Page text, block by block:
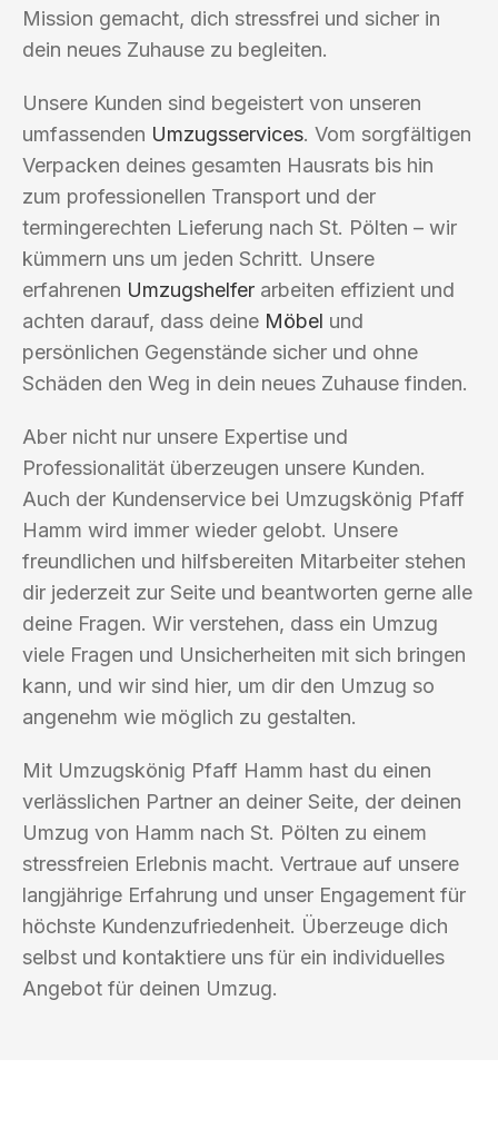
Mission gemacht, dich stressfrei und sicher in
dein neues Zuhause zu begleiten.
Unsere Kunden sind begeistert von unseren
umfassenden Umzugsservices. Vom sorgfältigen
Verpacken deines gesamten Hausrats bis hin
zum professionellen Transport und der
termingerechten Lieferung nach St. Pölten – wir
kümmern uns um jeden Schritt. Unsere
erfahrenen Umzugshelfer arbeiten effizient und
achten darauf, dass deine Möbel und
persönlichen Gegenstände sicher und ohne
Schäden den Weg in dein neues Zuhause finden.
Aber nicht nur unsere Expertise und
Professionalität überzeugen unsere Kunden.
Auch der Kundenservice bei Umzugskönig Pfaff
Hamm wird immer wieder gelobt. Unsere
freundlichen und hilfsbereiten Mitarbeiter stehen
dir jederzeit zur Seite und beantworten gerne alle
deine Fragen. Wir verstehen, dass ein Umzug
viele Fragen und Unsicherheiten mit sich bringen
kann, und wir sind hier, um dir den Umzug so
angenehm wie möglich zu gestalten.
Mit Umzugskönig Pfaff Hamm hast du einen
verlässlichen Partner an deiner Seite, der deinen
Umzug von Hamm nach St. Pölten zu einem
stressfreien Erlebnis macht. Vertraue auf unsere
langjährige Erfahrung und unser Engagement für
höchste Kundenzufriedenheit. Überzeuge dich
selbst und kontaktiere uns für ein individuelles
Angebot für deinen Umzug.